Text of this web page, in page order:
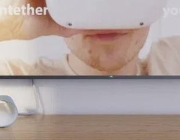
krypto kasin: Co by měli vědět milovníci technologií